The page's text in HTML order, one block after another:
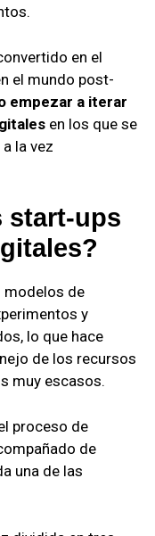
en el
el mundo post-
empezar a iterar
en los que se
la vez
start-ups
modelos de
y
lo que hace
de los recursos
muy escasos.
proceso de
de
una de las